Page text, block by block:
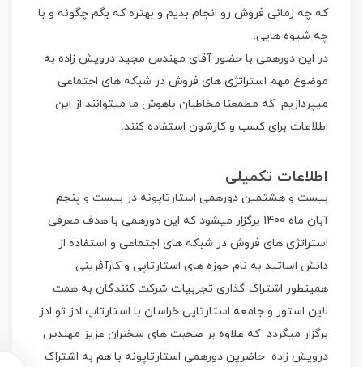
که چه زمانی فروش رو انجام بدیم و بهتره که بگم چگونه و با
چه شیوه هایی.
در این دورهمی با حضور آقای مهندس مجید درویش زاده به
موضوع مهم استراتژی های فروش در شبکه های اجتماعی
میپردازیم که مطمعنا مخاطبان باهوش ما میتوانند از این
اطلاعات برای کسب و کارشون استفاده کنند.
اطلاعات تکمیلی
بیست و هشتمین دورهمی استارتاپونه در بیست و پنجم
آبان ماه 1400 برگزار میشود که این دورهمی با هدف معرفی
استراتژی های فروش در شبکه های اجتماعی و استفاده از
دانش اساتید به نام حوزه های استارتاپی و کارآفرینی
همینطور اشتراک گذاری تجربیات شرکت کنندگان به همت
لاین استور و جامعه استارتاپی خراسان با استارتاپ ادز تو ادز
برگزار میگردد که علاوه بر صحبت های سخنران عزیز مهندس
درویش زاده حاضرین دورهمی استارتاپونه با هم به اشتراک